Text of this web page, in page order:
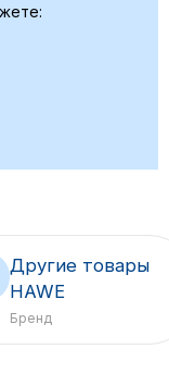
Другие товары
HAWE
Бренд